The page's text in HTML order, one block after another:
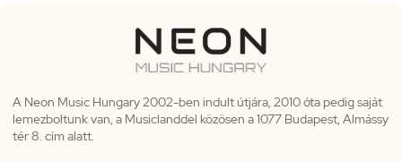
A Neon Music Hungary 2002-ben indult útjára, 2010 óta pedig saját
lemezboltunk van, a Musiclanddel közösen a 1077 Budapest, Almássy
tér 8. cím alatt.